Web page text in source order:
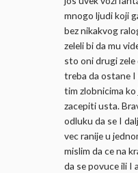
mnogo ljudi koji
bez nikakvog
zeleli bi da mu
sto oni drugi zele
treba da ostane I
tim zlobnicima ko
zacepiti usta.
odluku da se I
vec ranije u
mislim da ce na
da se povuce ili I